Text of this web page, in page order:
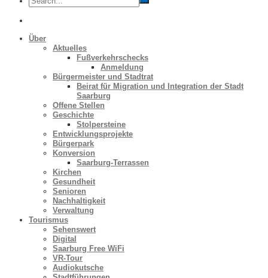
Über
Aktuelles
Fußverkehrschecks
Anmeldung
Bürgermeister und Stadtrat
Beirat für Migration und Integration der Stadt
Saarburg
Offene Stellen
Geschichte
Stolpersteine
Entwicklungsprojekte
Bürgerpark
Konversion
Saarburg-Terrassen
Kirchen
Gesundheit
Senioren
Nachhaltigkeit
Verwaltung
Tourismus
Sehenswert
Digital
Saarburg Free WiFi
VR-Tour
Audiokutsche